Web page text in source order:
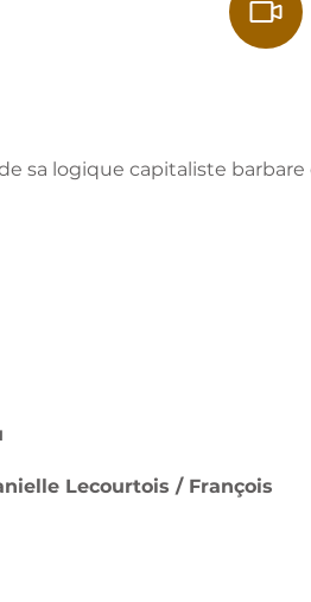
sa logique capitaliste barbare
Lecourtois / François